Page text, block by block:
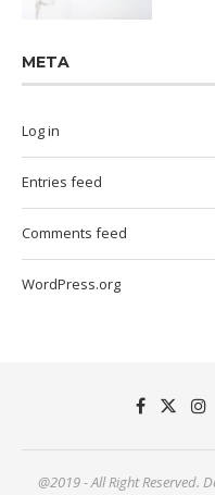
META
Log in
Entries feed
Comments feed
WordPress.org
@2019 - All Right Reserved.